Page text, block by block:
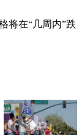
将在“几周内”跌